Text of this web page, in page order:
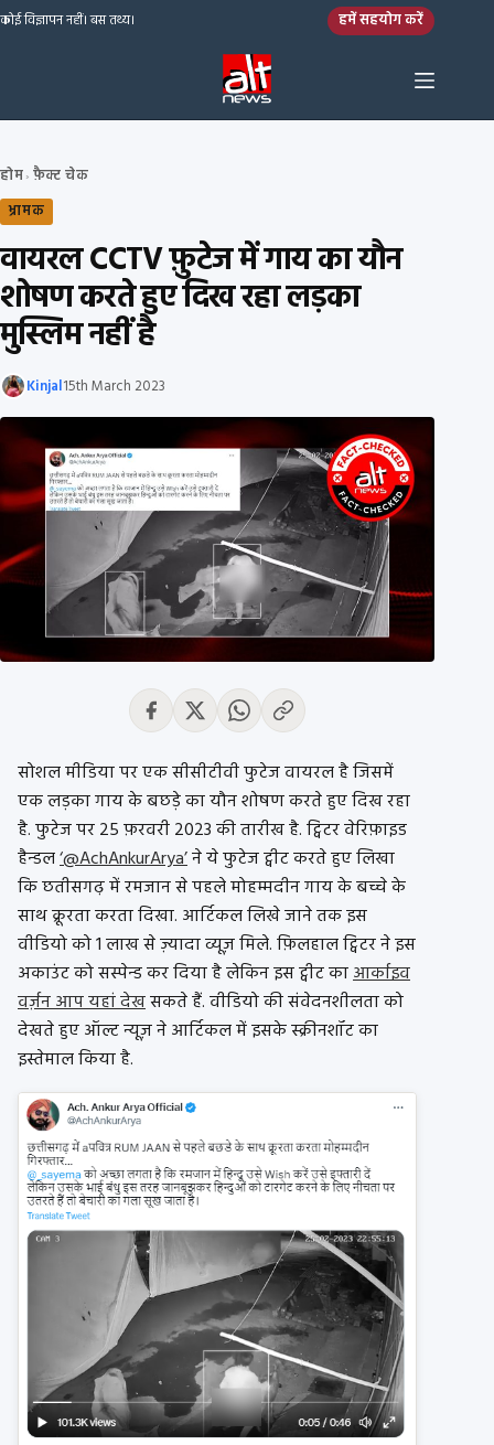
Skip to content
कोई विज्ञापन नहीं। बस तथ्य। हमें सहयोग करें
होम› फ़ैक्ट चेक
भ्रामक
वायरल CCTV फ़ुटेज में गाय का यौन
शोषण करते हुए दिख रहा लड़का
मुस्लिम नहीं है
Kinjal15th March 2023
सोशल मीडिया पर एक सीसीटीवी फुटेज वायरल है जिसमें
एक लड़का गाय के बछड़े का यौन शोषण करते हुए दिख रहा
है. फुटेज पर 25 फ़रवरी 2023 की तारीख है. ट्विटर वेरिफ़ाइड
हैन्डल‘@AchAnkurArya’ने ये फुटेज ट्वीट करते हुए लिखा
कि छतीसगढ़ में रमजान से पहले मोहम्मदीन गाय के बच्चे के
साथ क्रूरता करता दिखा. आर्टिकल लिखे जाने तक इस
वीडियो को 1 लाख से ज़्यादा व्यूज़ मिले. फ़िलहाल ट्विटर ने इस
अकाउंट को सस्पेन्ड कर दिया है लेकिन इस ट्वीट काआर्काइव
वर्ज़न आप यहां देखसकते हैं. वीडियो की संवेदनशीलता को
देखते हुए ऑल्ट न्यूज़ ने आर्टिकल में इसके स्क्रीनशॉट का
इस्तेमाल किया है.